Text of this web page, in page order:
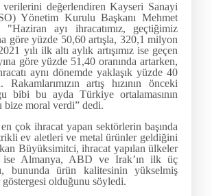
değerlendiren Kayseri Sanayi
Yönetim Kurulu Başkanı Mehmet
"Haziran ayı ihracatımız, geçtiğimiz
göre yüzde 50,60 artışla, 320,1 milyon
yılı ilk altı aylık artışımız ise geçen
göre yüzde 51,40 oranında artarken,
aynı dönemde yaklaşık yüzde 40
Rakamlarımızın artış hızının önceki
bibi bu ayda Türkiye ortalamasının
bize moral verdi” dedi.
en çok ihracat yapan sektörlerin başında
ev aletleri ve metal ürünler geldiğini
Büyüksimitci, ihracat yapılan ülkeler
ise Almanya, ABD ve Irak’ın ilk üç
bununda ürün kalitesinin yükselmiş
olduğunu söyledi.